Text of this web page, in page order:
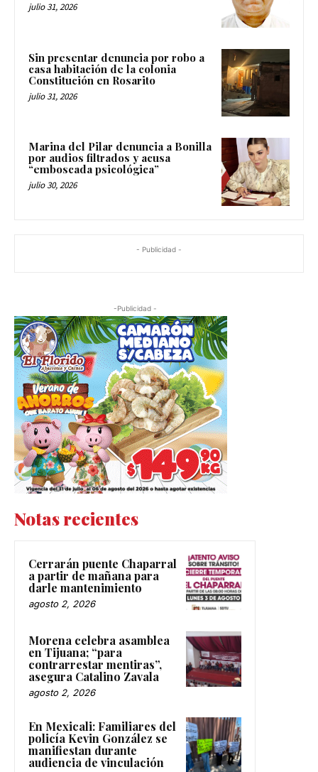
julio 31, 2026
Sin presentar denuncia por robo a
casa habitación de la colonia
Constitución en Rosarito
julio 31, 2026
Marina del Pilar denuncia a Bonilla
por audios filtrados y acusa
“emboscada psicológica”
julio 30, 2026
- Publicidad -
-Publicidad -
Notas recientes
Cerrarán puente Chaparral
a partir de mañana para
darle mantenimiento
agosto 2, 2026
Morena celebra asamblea
en Tijuana; “para
contrarrestar mentiras”,
asegura Catalino Zavala
agosto 2, 2026
En Mexicali: Familiares del
policía Kevin González se
manifiestan durante
audiencia de vinculación